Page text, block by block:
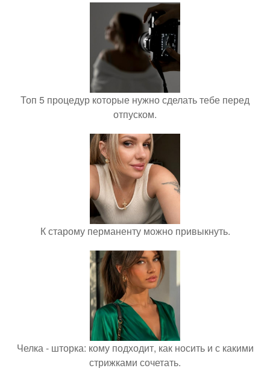
Топ 5 процедур которые нужно сделать тебе перед
отпуском.
К старому перманенту можно привыкнуть.
Челка - шторка: кому подходит, как носить и с какими
стрижками сочетать.